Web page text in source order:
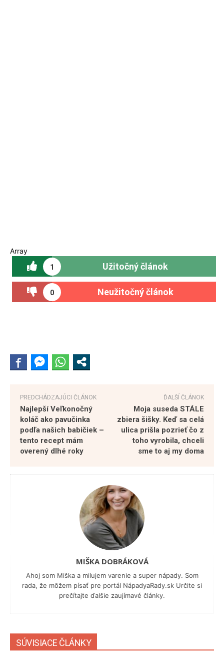
Array
1 Užitočný článok
0 Neužitočný článok
PREDCHÁDZAJÚCI ČLÁNOK
Najlepší Veľkonočný
koláč ako pavučinka
podľa našich babičiek –
tento recept mám
overený dlhé roky
ĎALŠÍ ČLÁNOK
Moja suseda STÁLE
zbiera šišky. Keď sa celá
ulica prišla pozrieť čo z
toho vyrobila, chceli
sme to aj my doma
MIŠKA DOBRÁKOVÁ
Ahoj som Miška a milujem varenie a super nápady. Som
rada, že môžem písať pre portál NápadyaRady.sk Určite si
prečítajte ďalšie zaujímavé články.
SÚVISIACE ČLÁNKY